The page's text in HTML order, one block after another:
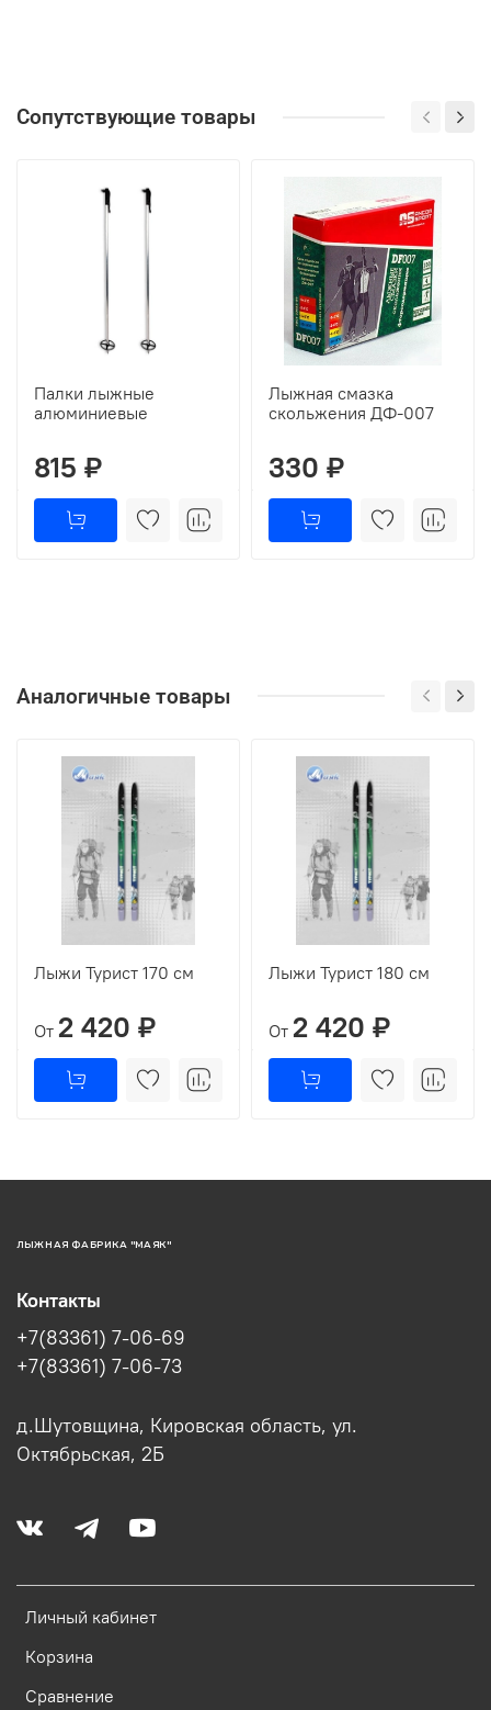
Сопутствующие товары
Палки лыжные
алюминиевые
815 ₽
Лыжная смазка
скольжения ДФ-007
330 ₽
Аналогичные товары
Лыжи Турист 170 см
От 2 420 ₽
Лыжи Турист 180 см
От 2 420 ₽
ЛЫЖНАЯ ФАБРИКА "МАЯК"
Личный кабинет
Корзина
Сравнение
Контакты
+7(83361) 7-06-69
+7(83361) 7-06-73
д.Шутовщина, Кировская область, ул.
Октябрьская, 2Б